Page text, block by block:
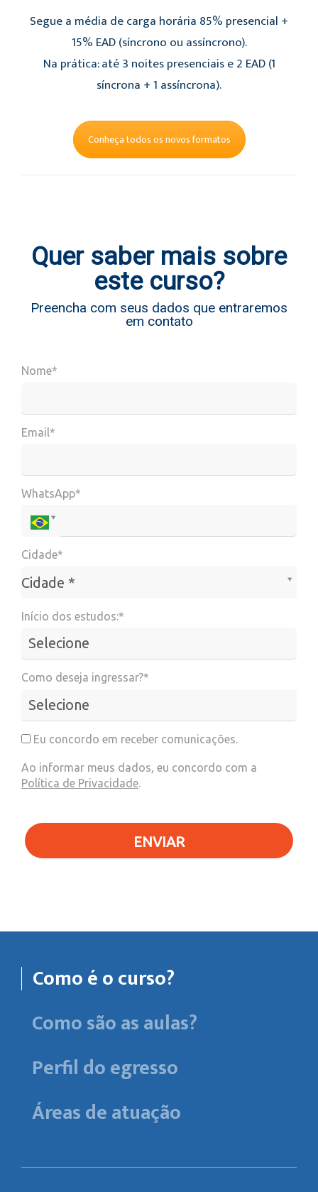
Segue a média de carga horária 85% presencial +
15% EAD (síncrono ou assíncrono).
Na prática: até 3 noites presenciais e 2 EAD (1
síncrona + 1 assíncrona).
Conheça todos os novos formatos
Quer saber mais sobre
este curso?
Preencha com seus dados que entraremos
em contato
Nome*
Email*
WhatsApp*
Cidade*
Cidade *
Cidade*
Início dos estudos:*
Como deseja ingressar?*
Eu concordo em receber comunicações.
Ao informar meus dados, eu concordo com a
Política de Privacidade.
ENVIAR
Como é o curso?
Como são as aulas?
Perfil do egresso
Áreas de atuação